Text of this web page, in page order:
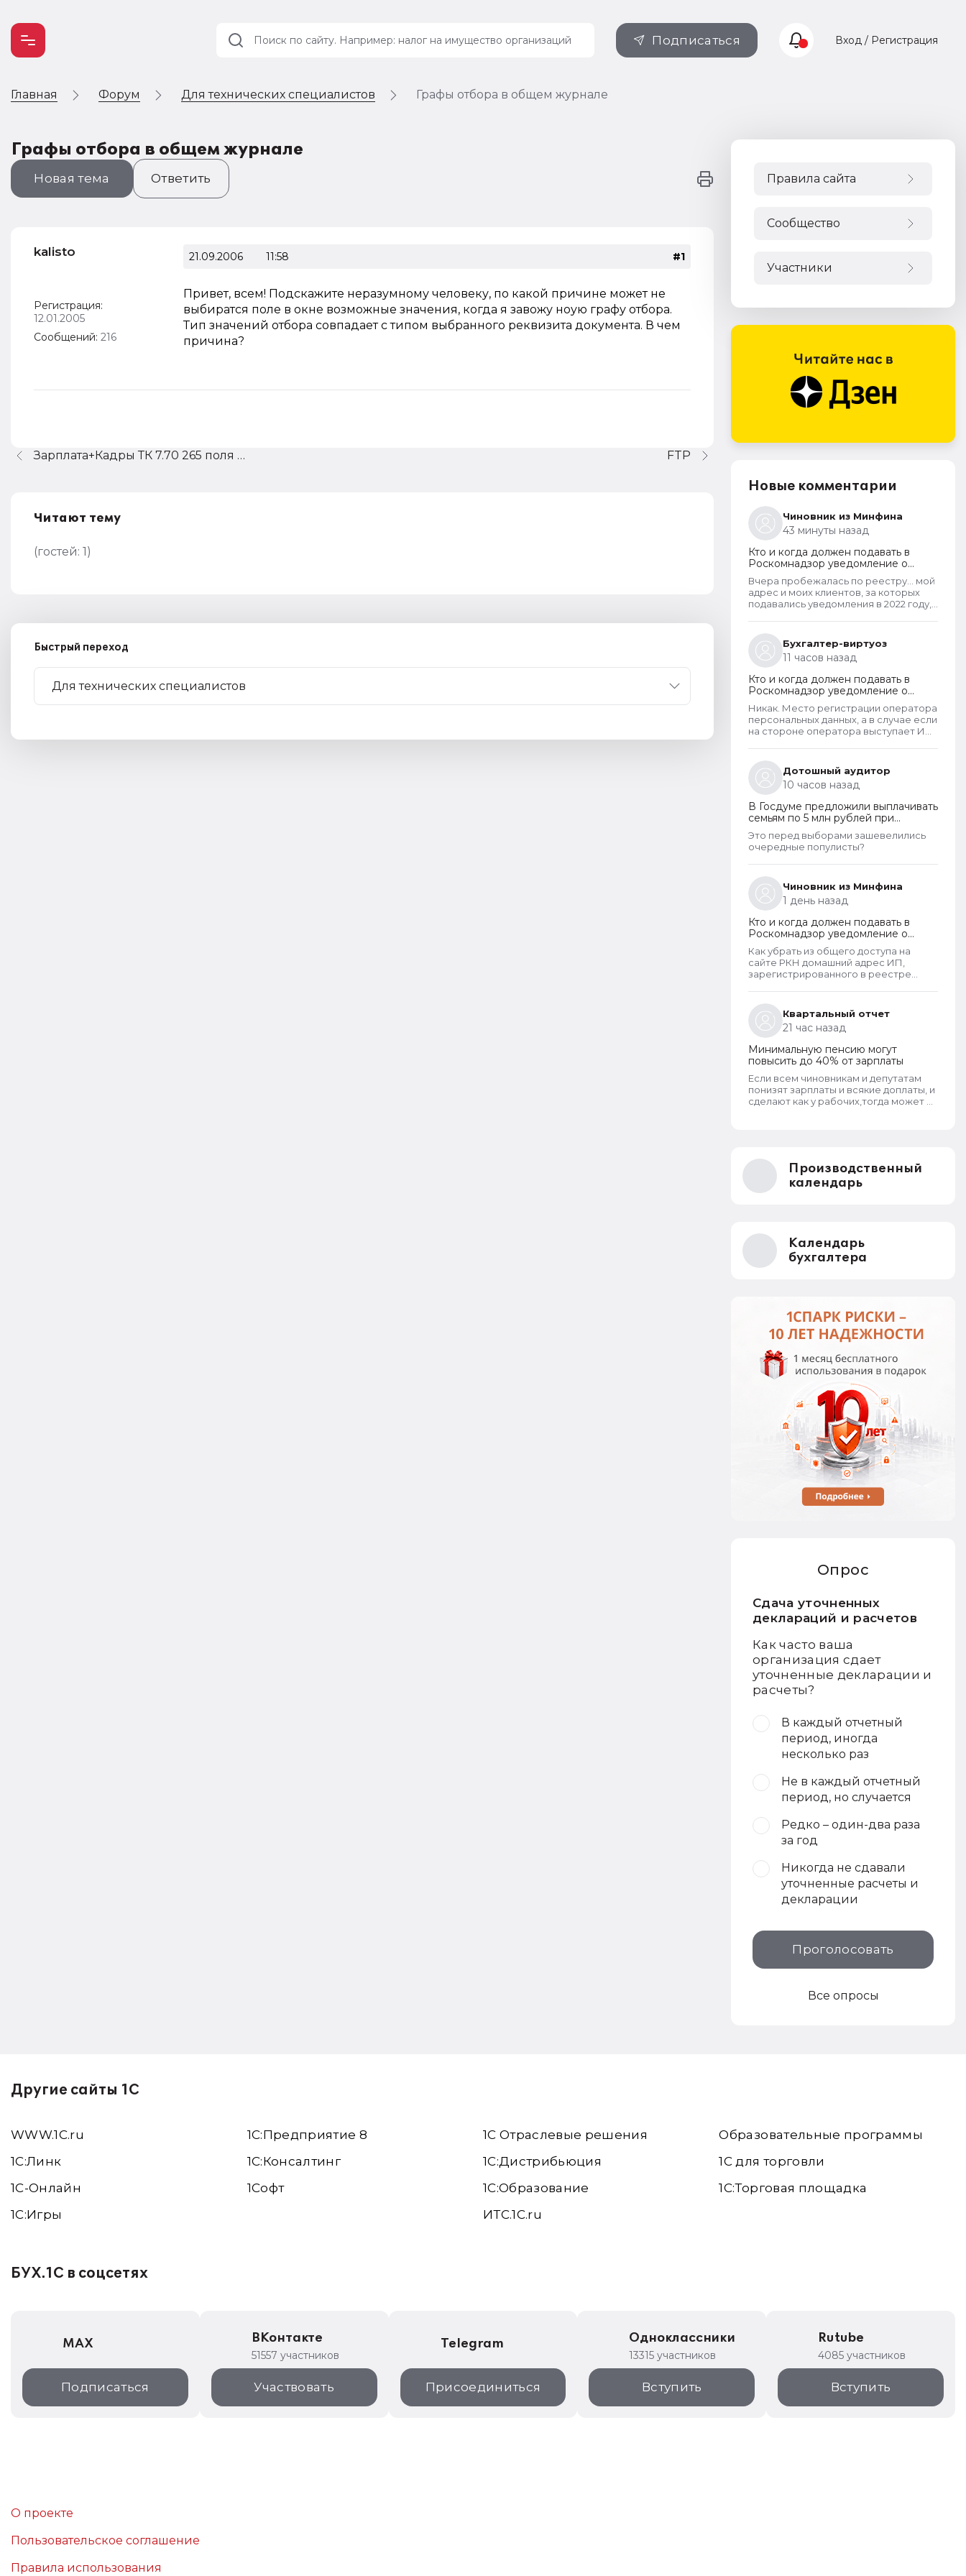
Подписаться Вход / Регистрация
Главная Форум Для технических специалистов Графы отбора в общем журнале
Графы отбора в общем журнале
Новая тема Ответить
kalisto
Регистрация:
12.01.2005
Сообщений: 216
21.09.2006 11:58 #1
Привет, всем! Подскажите неразумному человеку, по какой причине может не
выбиратся поле в окне возможные значения, когда я завожу ноую графу отбора.
Тип значений отбора совпадает с типом выбранного реквизита документа. В чем
причина?
FTP
Зарплата+Кадры ТК 7.70 265 поля ввода- как редактировать?
Читают тему
(гостей: 1)
Быстрый переход
Правила сайта
Сообщество
Участники
Новые комментарии
Чиновник из Минфина
43 минуты назад
Кто и когда должен подавать в
Роскомнадзор уведомление о
прекращении обработки
персональных данных
Вчера пробежалась по реестру... мой
адрес и моих клиентов, за которых
подавались уведомления в 2022 году,
данных, зарегистрированных в 2025
году, скрыты. Я проверила только
знакомых ИП и заметила такую
закономерность. Или это просто
совпадение такое?
Бухгалтер-виртуоз
11 часов назад
Кто и когда должен подавать в
Роскомнадзор уведомление о
прекращении обработки
персональных данных
Никак. Место регистрации оператора
персональных данных, а в случае если
на стороне оператора выступает ИП
неотъемлемым атрибутом реестра
РКН. Данная информация подлежит
обязательному размещению в
реестре наряду со всеми прочими
сведениями. Делается это для того,
чтобы у субъектов ПД имелась
возможность в случае нарушения их
прав обратиться непосредственно к
Дотошный аудитор
10 часов назад
В Госдуме предложили выплачивать
семьям по 5 млн рублей при
рождении второго ребенка
Это перед выборами зашевелились
очередные популисты?
Чиновник из Минфина
1 день назад
Кто и когда должен подавать в
Роскомнадзор уведомление о
прекращении обработки
персональных данных
Как убрать из общего доступа на
сайте РКН домашний адрес ИП,
зарегистрированного в реестре
Квартальный отчет
21 час назад
Минимальную пенсию могут
повысить до 40% от зарплаты
Если всем чиновникам и депутатам
понизят зарплаты и всякие доплаты, и
сделают как у рабочих,тогда может и
Производственный
календарь
Календарь
бухгалтера
Опрос
Сдача уточненных
деклараций и расчетов
Как часто ваша
организация сдает
уточненные декларации и
расчеты?
В каждый отчетный
период, иногда
несколько раз
Не в каждый отчетный
период, но случается
Редко – один-два раза
за год
Никогда не сдавали
уточненные расчеты и
декларации
Проголосовать
Все опросы
Другие сайты 1С
WWW.1С.ru
1С:Линк
1С-Онлайн
1C:Игры
1С:Предприятие 8
1С:Консалтинг
1Софт
1С Отраслевые решения
1С:Дистрибьюция
1С:Образование
ИТС.1C.ru
Образовательные программы
1С для торговли
1С:Торговая площадка
БУХ.1С в соцсетях
MAX
Подписаться
ВКонтакте
51557 участников
Участвовать
Telegram
Присоединиться
Одноклассники
13315 участников
Вступить
Rutube
4085 участников
Вступить
О проекте
Пользовательское соглашение
Правила использования
Учет и
Автоматизация